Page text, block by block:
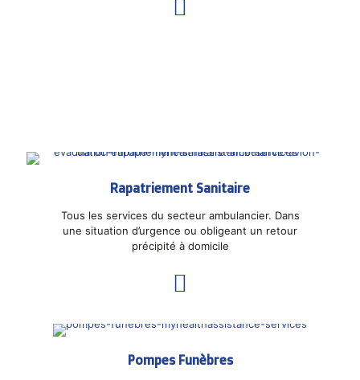
Rapatriement Sanitaire
Tous les services du secteur ambulancier. Dans
une situation d’urgence ou obligeant un retour
précipité à domicile
Pompes Funèbres